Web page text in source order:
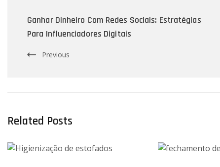
Navigation
Ganhar Dinheiro Com Redes Sociais: Estratégias
Para Influenciadores Digitais
Previous
Related Posts